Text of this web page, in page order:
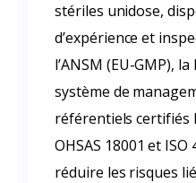
stériles unidose,
d’expérience et
l’ANSM (EU-GMP), la
système de
référentiels certifiés
OHSAS 18001 et
réduire les risques